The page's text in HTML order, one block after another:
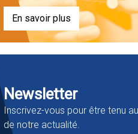
En savoir plus
Newsletter
Inscrivez-vous pour être tenu
de notre actualité.